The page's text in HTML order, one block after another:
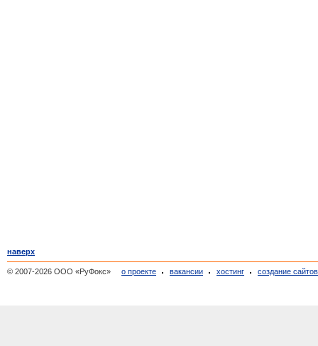
наверх
© 2007-2026 ООО «РуФокс» о проекте вакансии хостинг создание сайтов